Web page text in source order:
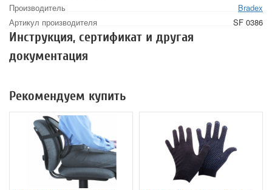
Производитель
Bradex
Артикул производителя
SF 0386
Инструкция, сертификат и другая
документация
Рекомендуем купить